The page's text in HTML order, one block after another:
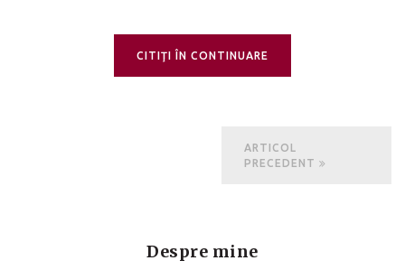
CITIŢI ÎN CONTINUARE
ARTICOL
PRECEDENT
Despre mine